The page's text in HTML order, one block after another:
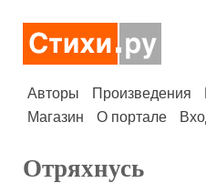
Авторы Произведения
Магазин
О портале
Отряхнусь